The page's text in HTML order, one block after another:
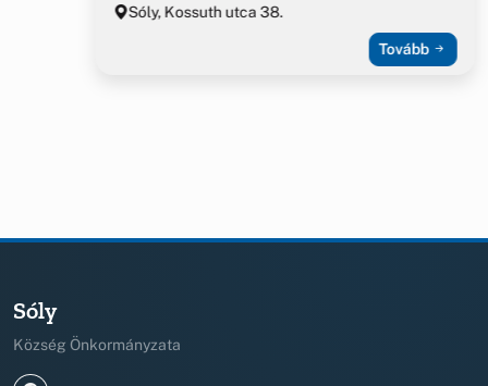
Sóly, Kossuth utca 38.
Tovább
Sóly
Község Önkormányzata